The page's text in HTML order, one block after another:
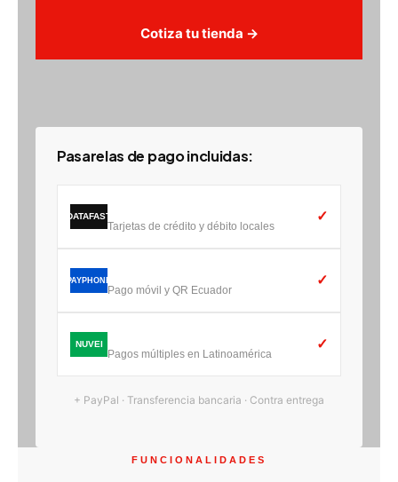
Cotiza tu tienda →
Pasarelas de pago incluidas:
DATAFAST
Tarjetas de crédito y débito locales
✓
PAYPHONE
Pago móvil y QR Ecuador
✓
NUVEI
Pagos múltiples en Latinoamérica
✓
+ PayPal · Transferencia bancaria · Contra entrega
FUNCIONALIDADES